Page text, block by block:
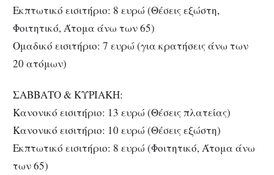
Εκπτωτικό εισιτήριο: 8 ευρώ (Θέσεις εξώστη,
Φοιτητικό, Άτομα άνω των 65)
Ομαδικό εισιτήριο: 7 ευρώ (για κρατήσεις άνω των
20 ατόμων)
ΣΑΒΒΑΤΟ & ΚΥΡΙΑΚΗ:
Κανονικό εισιτήριο: 13 ευρώ (Θέσεις πλατείας)
Κανονικό εισιτήριο: 10 ευρώ (Θέσεις εξώστη)
Εκπτωτικό εισιτήριο: 8 ευρώ (Φοιτητικό, Άτομα άνω
των 65)